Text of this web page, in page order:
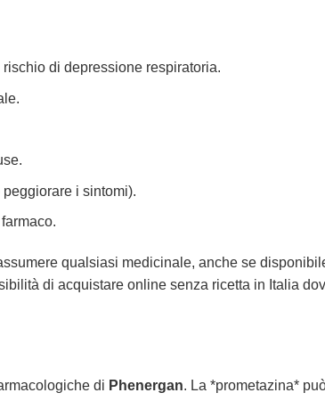
di depressione respiratoria.
i sintomi).
qualsiasi medicinale, anche se
di acquistare online senza ricetta in Italia
di Phenergan. La *prometazina*